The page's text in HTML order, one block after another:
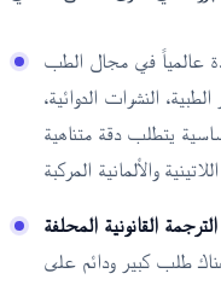
عالمياً في مجال الطب
النشرات الدوائية،
يتطلب دقة متناهية
طلب كبير ودائم على